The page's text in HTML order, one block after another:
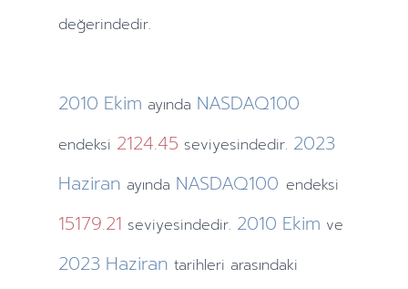
değerindedir.
2010 Ekim ayında NASDAQ100
endeksi 2124.45 seviyesindedir. 2023
Haziran ayında NASDAQ100 endeksi
15179.21 seviyesindedir. 2010 Ekim ve
2023 Haziran tarihleri arasındaki